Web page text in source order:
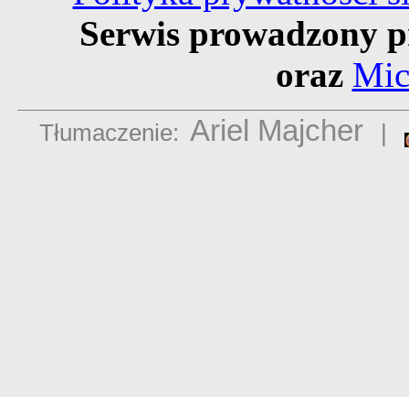
Serwis prowadzony
oraz
Tłumaczenie: Ariel Majcher |